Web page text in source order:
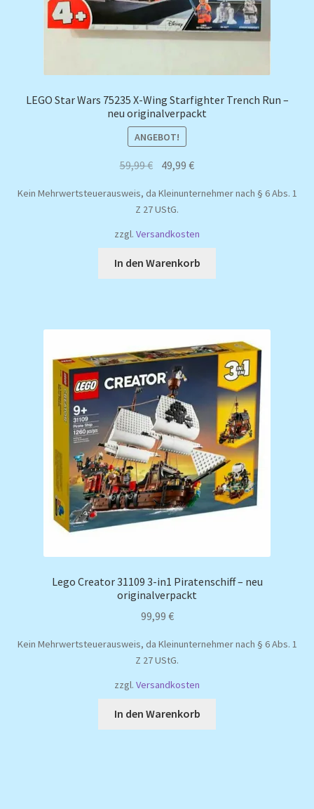
LEGO Star Wars 75235 X-Wing Starfighter Trench Run –
neu originalverpackt
ANGEBOT!
59,99€ Ursprünglicher
war:
59,99 €
49,99€Aktueller
ist:
Kein Mehrwertsteuerausweis, da Kleinunternehmer nach § 6 Abs. 1
Z 27 UStG.
zzgl. Versandkosten
In den Warenkorb
Lego Creator 31109 3-in1 Piratenschiff – neu
originalverpackt
99,99 €
Kein Mehrwertsteuerausweis, da Kleinunternehmer nach § 6 Abs. 1
Z 27 UStG.
zzgl. Versandkosten
In den Warenkorb